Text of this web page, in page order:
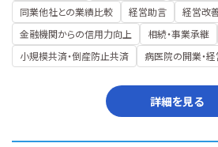
同業他社との業績比較
経営助言
経営改
金融機関からの信用力向上
相続・事業承継
小規模共済・倒産防止共済
病医院の開業・
詳細を見る